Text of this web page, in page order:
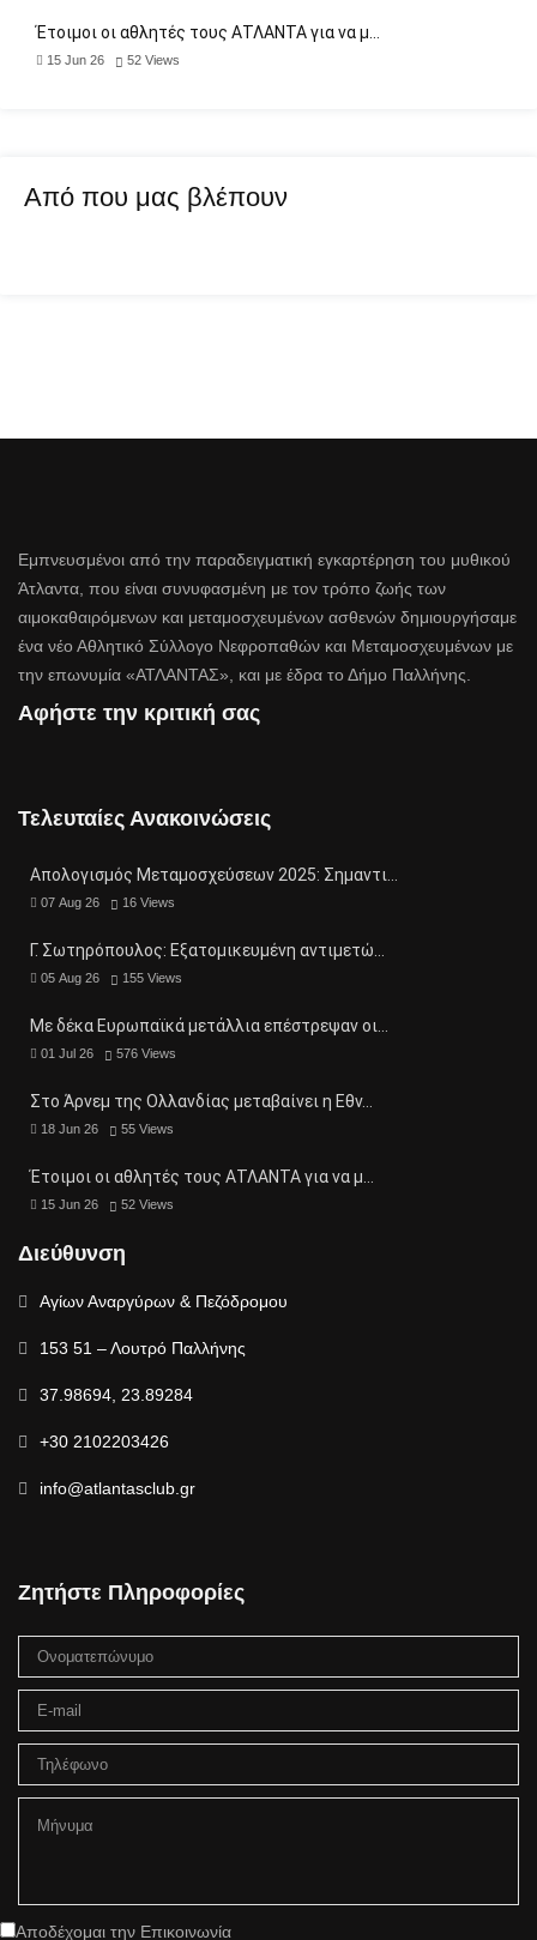
Έτοιμοι οι αθλητές τους ΑΤΛΑΝΤΑ για να μ…
15 Jun 26 52 Views
Από που μας βλέπουν
Εμπνευσμένοι από την παραδειγματική εγκαρτέρηση του μυθικού
Άτλαντα, που είναι συνυφασμένη με τον τρόπο ζωής των
αιμοκαθαιρόμενων και μεταμοσχευμένων ασθενών δημιουργήσαμε
ένα νέο Αθλητικό Σύλλογο Νεφροπαθών και Μεταμοσχευμένων με
την επωνυμία «ΑΤΛΑΝΤΑΣ», και με έδρα το Δήμο Παλλήνης.
Αφήστε την κριτική σας
Τελευταίες Ανακοινώσεις
Απολογισμός Μεταμοσχεύσεων 2025: Σημαντι…
07 Aug 26 16 Views
Γ. Σωτηρόπουλος: Eξατομικευμένη αντιμετώ…
05 Aug 26 155 Views
Με δέκα Ευρωπαϊκά μετάλλια επέστρεψαν οι…
01 Jul 26 576 Views
Στο Άρνεμ της Ολλανδίας μεταβαίνει η Εθν…
18 Jun 26 55 Views
Έτοιμοι οι αθλητές τους ΑΤΛΑΝΤΑ για να μ…
15 Jun 26 52 Views
Διεύθυνση
Αγίων Αναργύρων & Πεζόδρομου
153 51 – Λουτρό Παλλήνης
37.98694, 23.89284
+30 2102203426
info@atlantasclub.gr
Ζητήστε Πληροφορίες
Αποδέχομαι την Επικοινωνία